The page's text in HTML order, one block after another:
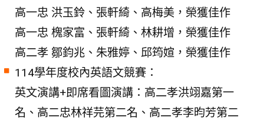
高一忠 洪玉鈴、張軒綺、高梅美，榮獲佳作
高一忠 槐家富、張軒綺、林耕增，榮獲佳作
高二孝 鄒鈞兆、朱雅婷、邱筠媗，榮獲佳作
114學年度校內英語文競賽：
英文演講+即席看圖演講：高二孝洪翊嘉第一
名、高二忠林祥芫第二名、高二孝李昀芳第二